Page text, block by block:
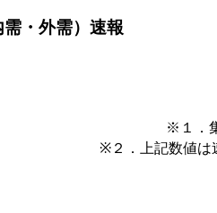
・外需）速報
※１．
※２．上記数値は